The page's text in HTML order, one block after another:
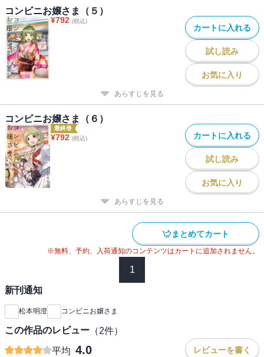
コンビニお嬢さま（５）
¥792 (税込)
カートに入れる
試し読み
お気に入り
あらすじを見る
コンビニお嬢さま（６）
最終巻
¥792 (税込) カートに入れる
試し読み
お気に入り
あらすじを見る
まとめてカート
※無料、予約、入荷通知のコンテンツはカートに追加されません。
1
新刊通知
松本明澄 コンビニお嬢さま
この作品のレビュー （2件）
平均 4.0 レビューを書く